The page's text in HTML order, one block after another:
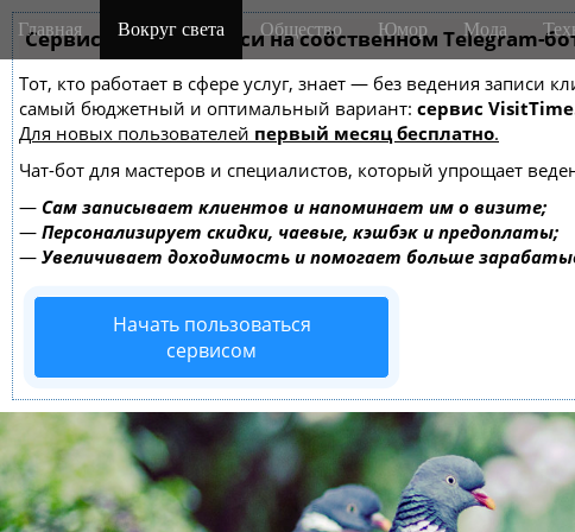
Сервис онлайн-записи на собственном Telegram-
Тот, кто работает в сфере услуг, знает — без ведения
самый бюджетный и оптимальный вариант: сервис
Для новых пользователей первый месяц бесплатно.
Чат-бот для мастеров и специалистов, который упрощает
— Сам записывает клиентов и напоминает им о визите;
— Персонализирует скидки, чаевые, кэшбэк и предоплаты;
— Увеличивает доходимость и помогает больше
Начать пользоваться
сервисом
M
a
n
m
e
n
u
i
Главная Вокруг света Общество Юмор Мода